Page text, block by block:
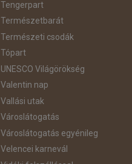
Tengerpart
Természetbarát
Természeti csodák
Tópart
UNESCO Világörökség
Valentin nap
Vallási utak
Városlátogatás
Városlátogatás egyénileg
Velencei karnevál